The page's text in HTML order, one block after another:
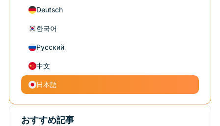
Deutsch
한국어
Русский
中文
日本語
おすすめ記事